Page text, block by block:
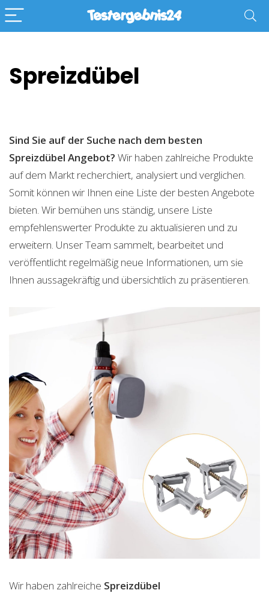
Spreizdübel
Sind Sie auf der Suche nach dem besten
Spreizdübel Angebot? Wir haben zahlreiche Produkte
auf dem Markt recherchiert, analysiert und verglichen.
Somit können wir Ihnen eine Liste der besten Angebote
bieten. Wir bemühen uns ständig, unsere Liste
empfehlenswerter Produkte zu aktualisieren und zu
erweitern. Unser Team sammelt, bearbeitet und
veröffentlicht regelmäßig neue Informationen, um sie
Ihnen aussagekräftig und übersichtlich zu präsentieren.
Wir haben zahlreiche Spreizdübel